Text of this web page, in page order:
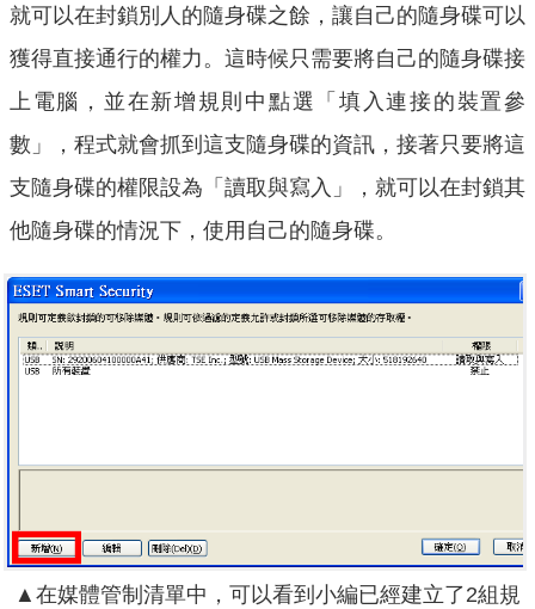
就可以在封鎖別人的隨身碟之餘，讓自己的隨身碟可以
獲得直接通行的權力。這時候只需要將自己的隨身碟接
上電腦，並在新增規則中點選「填入連接的裝置參
數」，程式就會抓到這支隨身碟的資訊，接著只要將這
支隨身碟的權限設為「讀取與寫入」，就可以在封鎖其
他隨身碟的情況下，使用自己的隨身碟。
▲在媒體管制清單中，可以看到小編已經建立了2組規